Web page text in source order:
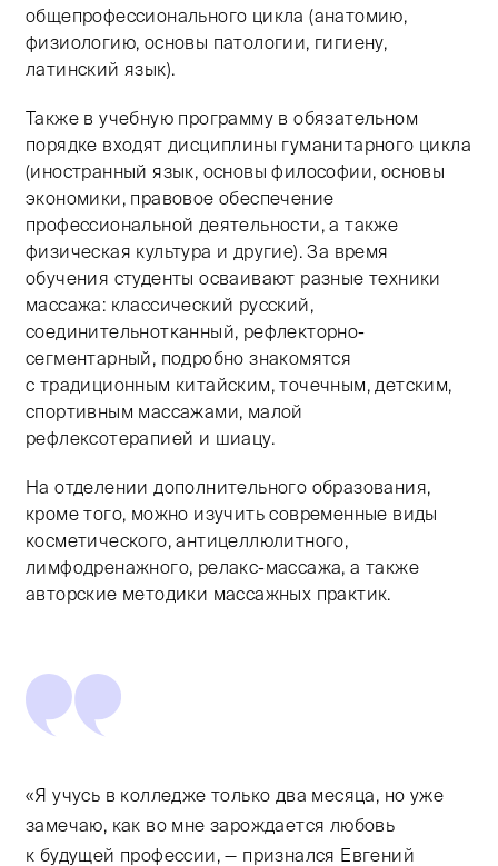
общепрофессионального цикла (анатомию,
физиологию, основы патологии, гигиену,
латинский язык).
Также в учебную программу в обязательном
порядке входят дисциплины гуманитарного цикла
(иностранный язык, основы философии, основы
экономики, правовое обеспечение
профессиональной деятельности, а также
физическая культура и другие). За время
обучения студенты осваивают разные техники
массажа: классический русский,
соединительнотканный, рефлекторно-
сегментарный, подробно знакомятся
с традиционным китайским, точечным, детским,
спортивным массажами, малой
рефлексотерапией и шиацу.
На отделении дополнительного образования,
кроме того, можно изучить современные виды
косметического, антицеллюлитного,
лимфодренажного, релакс-массажа, а также
авторские методики массажных практик.
«Я учусь в колледже только два месяца, но уже
замечаю, как во мне зарождается любовь
к будущей профессии, — признался Евгений